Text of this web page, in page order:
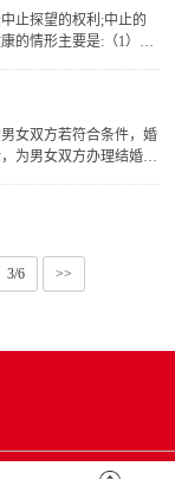
止探望的权利;中止的
的情形主要是:（1）探
康障碍，威胁子女健
女双方若符合条件，婚
为男女双方办理结婚登
3/6 >>